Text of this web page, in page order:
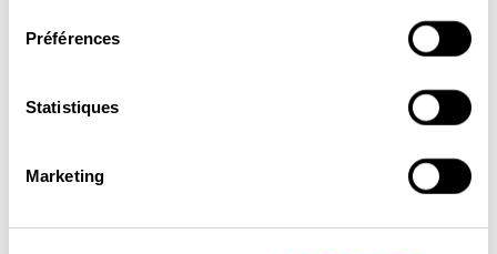
Préférences
Statistiques
Marketing
maison ou appartement à Latresne. Demandez votre devis dès
aujourd’hui !
Nos services d'installation de pompe à
chaleur à Latresne